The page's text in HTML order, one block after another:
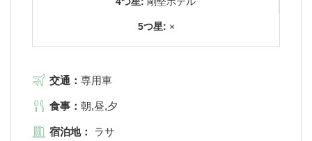
5つ星: ×
交通： 専用車
食事： 朝,昼,夕
宿泊地： ラサ